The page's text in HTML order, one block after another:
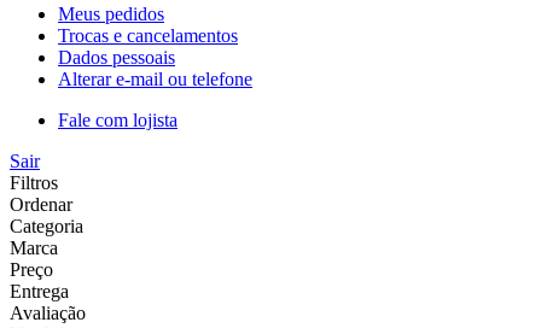
Meus pedidos
Trocas e cancelamentos
Dados pessoais
Alterar e-mail ou telefone
Fale com lojista
Sair
Filtros
Ordenar
Categoria
Marca
Preço
Entrega
Avaliação